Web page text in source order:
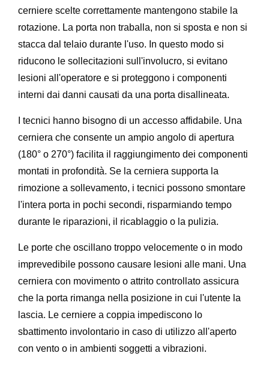
cerniere scelte correttamente mantengono stabile la
rotazione. La porta non traballa, non si sposta e non si
stacca dal telaio durante l'uso. In questo modo si
riducono le sollecitazioni sull'involucro, si evitano
lesioni all'operatore e si proteggono i componenti
interni dai danni causati da una porta disallineata.
I tecnici hanno bisogno di un accesso affidabile. Una
cerniera che consente un ampio angolo di apertura
(180° o 270°) facilita il raggiungimento dei componenti
montati in profondità. Se la cerniera supporta la
rimozione a sollevamento, i tecnici possono smontare
l'intera porta in pochi secondi, risparmiando tempo
durante le riparazioni, il ricablaggio o la pulizia.
Le porte che oscillano troppo velocemente o in modo
imprevedibile possono causare lesioni alle mani. Una
cerniera con movimento o attrito controllato assicura
che la porta rimanga nella posizione in cui l'utente la
lascia. Le cerniere a coppia impediscono lo
sbattimento involontario in caso di utilizzo all'aperto
con vento o in ambienti soggetti a vibrazioni.